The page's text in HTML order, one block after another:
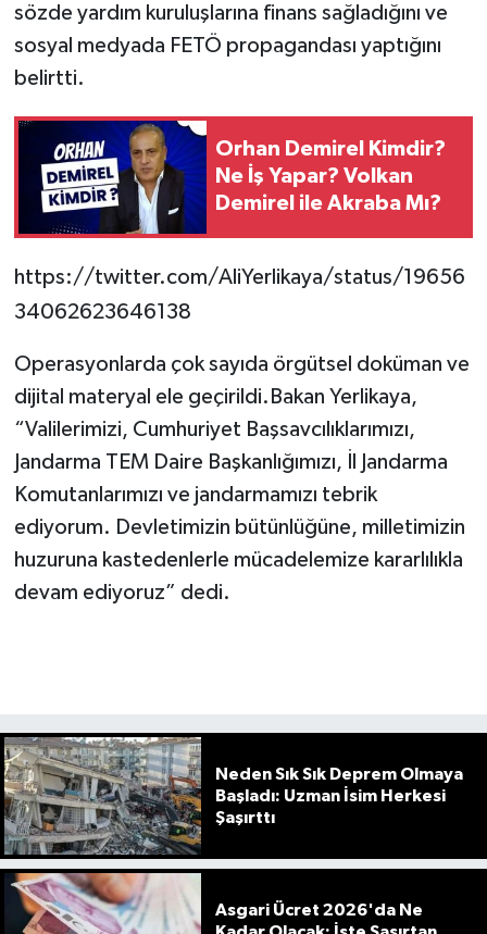
sözde yardım kuruluşlarına finans sağladığını ve
sosyal medyada FETÖ propagandası yaptığını
belirtti.
Orhan Demirel Kimdir?
Ne İş Yapar? Volkan
Demirel ile Akraba Mı?
https://twitter.com/AliYerlikaya/status/19656
34062623646138
Operasyonlarda çok sayıda örgütsel doküman ve
dijital materyal ele geçirildi.Bakan Yerlikaya,
“Valilerimizi, Cumhuriyet Başsavcılıklarımızı,
Jandarma TEM Daire Başkanlığımızı, İl Jandarma
Komutanlarımızı ve jandarmamızı tebrik
ediyorum. Devletimizin bütünlüğüne, milletimizin
huzuruna kastedenlerle mücadelemize kararlılıkla
devam ediyoruz” dedi.
Neden Sık Sık Deprem Olmaya
Başladı: Uzman İsim Herkesi
Şaşırttı
Asgari Ücret 2026'da Ne